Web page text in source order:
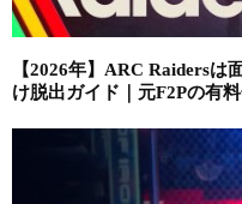
【2026年】ARC Raidersは
け脱出ガイド｜元F2Pの有